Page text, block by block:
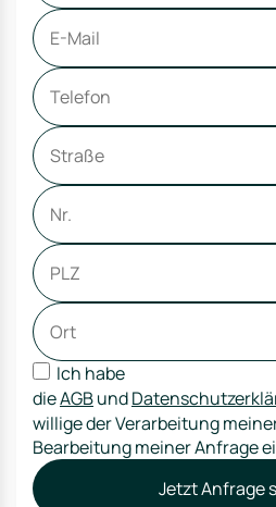
Ich habe
dieAGBund
willige der Verarbeitung
Bearbeitung meiner Anfrage
Jetzt Anfrage